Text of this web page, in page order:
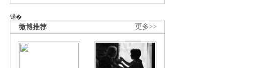
锘�
更多>>
微博推荐